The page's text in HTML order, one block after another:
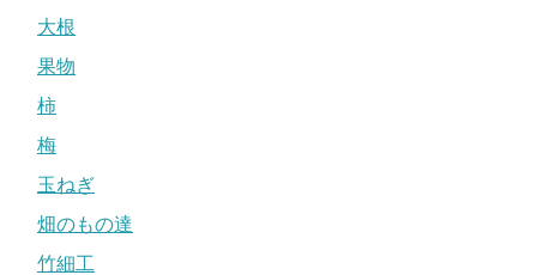
大根
果物
柿
梅
玉ねぎ
畑のもの達
竹細工